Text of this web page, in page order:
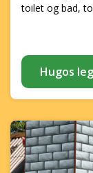
toilet og bad,
Hugos